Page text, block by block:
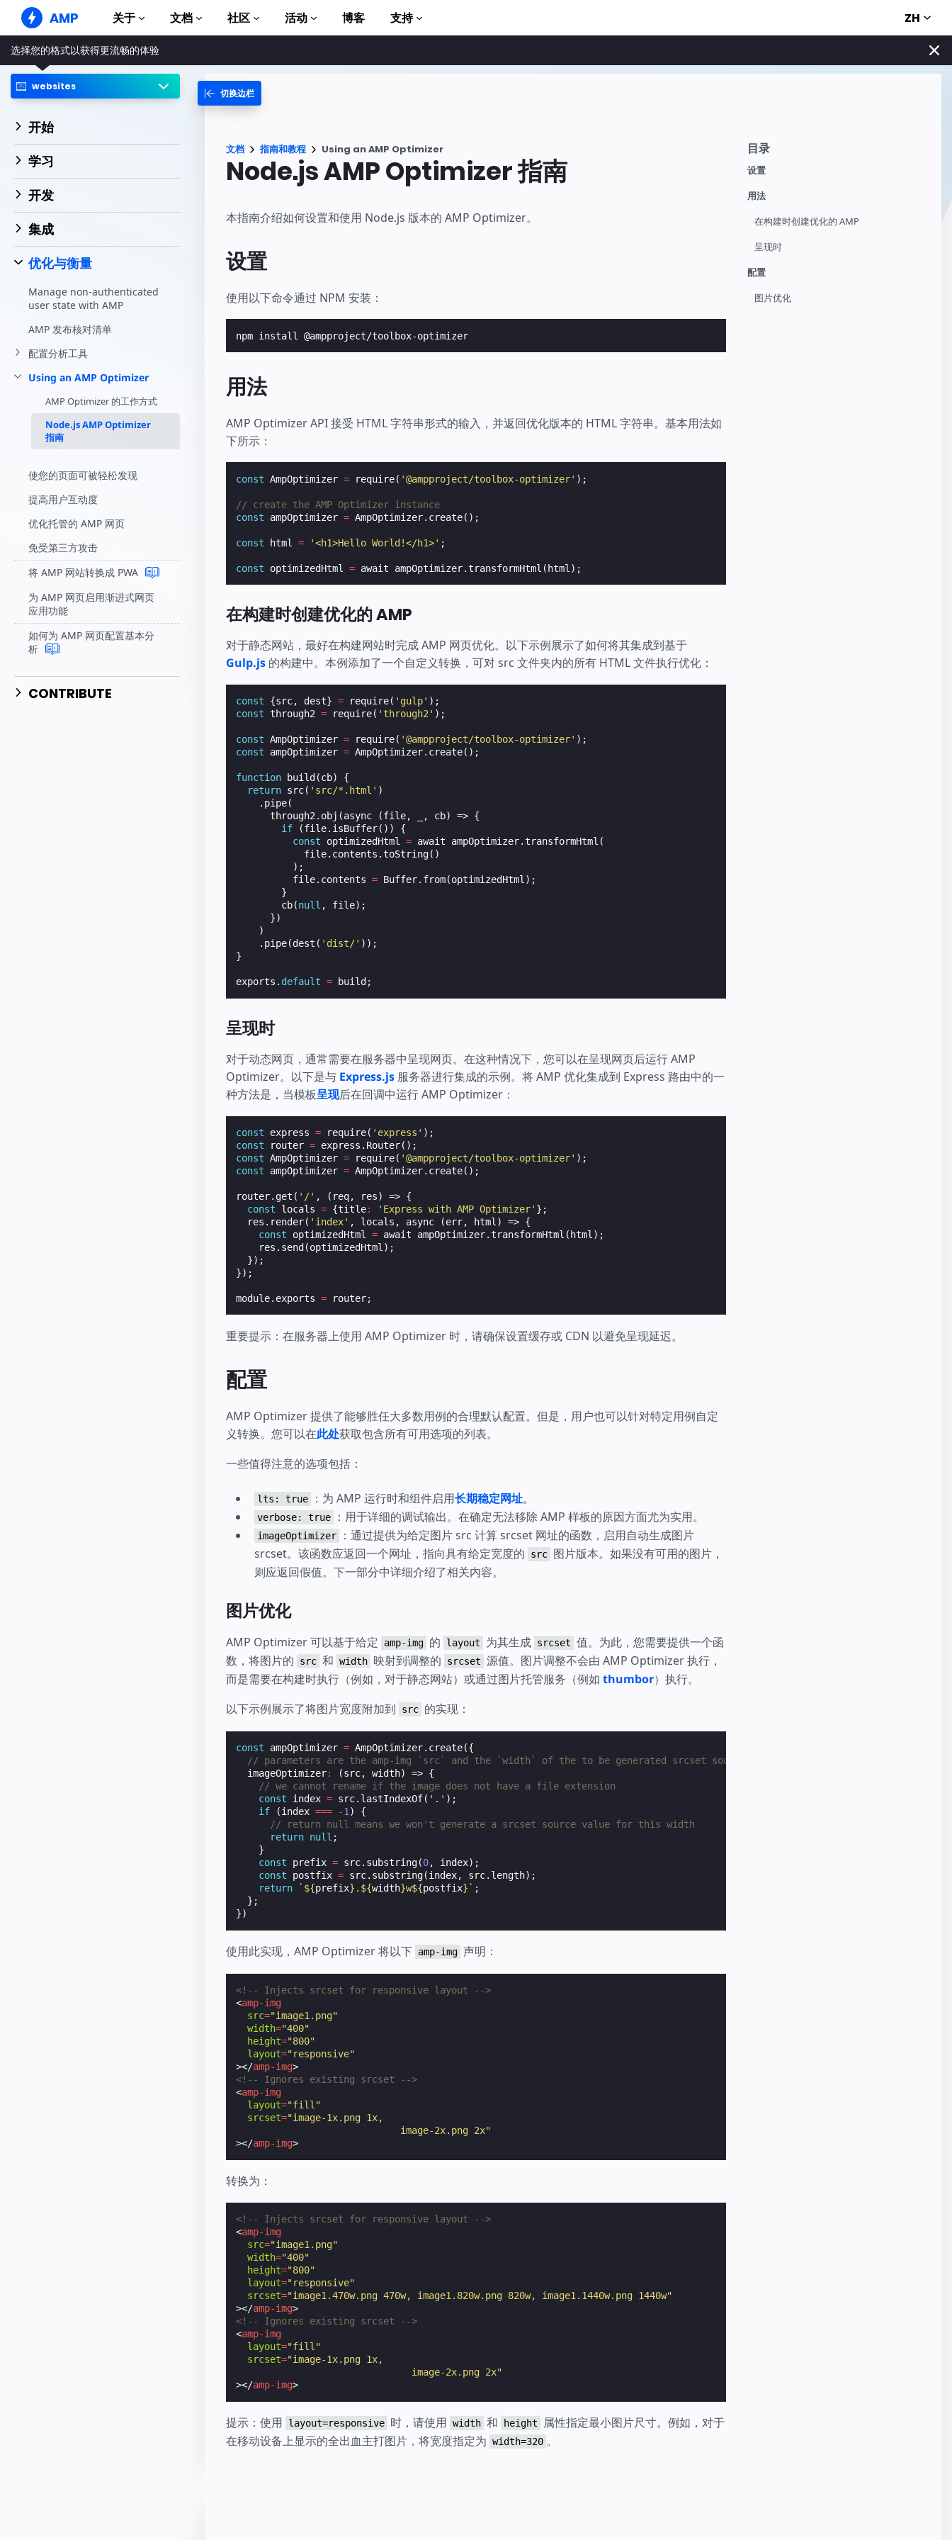
AMP 关于
AMP 网站
打造完美网络体验
Web Stories
简单易懂，老少皆宜
网络上的超快广告
AMP 电子邮件
文档
指南和教程
AMP 使用入门
完整的 AMP 库
示例
Hands-on introduction to AMP
课程
通过免费课程学习 AMP
模板
可以立即使用
工具
开始构建
社区 活动 博客 支持 ZH
选择您的格式以获得更流畅的体验
websites
开始
学习
开发
集成
优化与衡量
Manage non-authenticated
user state with AMP
AMP 发布核对清单
配置分析工具
Using an AMP Optimizer
AMP Optimizer 的工作方式
Node.js AMP Optimizer
指南
使您的页面可被轻松发现
提高用户互动度
优化托管的 AMP 网页
免受第三方攻击
将 AMP 网站转换成 PWA
为 AMP 网页启用渐进式网页
应用功能
如何为 AMP 网页配置基本分
析
CONTRIBUTE
目录
设置
用法
在构建时创建优化的 AMP
呈现时
配置
图片优化
切换边栏
文档 指南和教程 Using an AMP Optimizer
Node.js AMP Optimizer 指南
本指南介绍如何设置和使用 Node.js 版本的 AMP Optimizer。
设置
使用以下命令通过 NPM 安装：
用法
AMP Optimizer API 接受 HTML 字符串形式的输入，并返回优化版本的 HTML 字符串。基本用法如
下所示：
const AmpOptimizer = require( '@ampproject/toolbox-optimizer' );
// create the AMP Optimizer instance
const
ampOptimizer = AmpOptimizer. create();
const html = '<h1>Hello World!</h1>' ;
const optimizedHtml = await ampOptimizer.transformHtml (html );
在构建时创建优化的 AMP
对于静态网站，最好在构建网站时完成 AMP 网页优化。以下示例展示了如何将其集成到基于
Gulp.js的构建中。本例添加了一个自定义转换，可对 src 文件夹内的所有 HTML 文件执行优化：
const {src, dest} = require( 'gulp' );
const through2 = require( 'through2' );
const AmpOptimizer = require( '@ampproject/toolbox-optimizer' );
const
ampOptimizer = AmpOptimizer. create();
function build (cb)
{
return src( 'src/*.html' )
. pipe(
through2. obj (async (file, , cb) => {
if
(file. isBuffer())
{
const
optimizedHtml = await ampOptimizer.transformHtml (
file. contents .toString()
);
file. contents = Buffer. from(optimizedHtml);
}
cb(null , file);
})
)
. pipe(dest ( 'dist/' ));
}
exports . default = build ;
呈现时
对于动态网页，通常需要在服务器中呈现网页。在这种情况下，您可以在呈现网页后运行 AMP
Optimizer。以下是与 Express.js服务器进行集成的示例。将 AMP 优化集成到 Express 路由中的一
种方法是，当模板呈现后在回调中运行 AMP Optimizer：
const express = require( 'express' );
const
router = express . Router();
const AmpOptimizer = require( '@ampproject/toolbox-optimizer' );
const
ampOptimizer = AmpOptimizer. create();
router. get ( '/' , ( req, res) => {
const
locals = {title: 'Express with AMP Optimizer' };
res . render( 'index' , locals , async (err, html ) => {
const
optimizedHtml = await ampOptimizer.transformHtml ( html );
res . send (optimizedHtml );
});
});
module. exports = router;
重要提示：在服务器上使用 AMP Optimizer 时，请确保设置缓存或 CDN 以避免呈现延迟。
配置
AMP Optimizer 提供了能够胜任大多数用例的合理默认配置。但是，用户也可以针对特定用例自定
义转换。您可以在此处获取包含所有可用选项的列表。
一些值得注意的选项包括：
lts: true ：为 AMP 运行时和组件启用长期稳定网址。
verbose: true ：用于详细的调试输出。在确定无法移除 AMP 样板的原因方面尤为实用。
imageOptimizer
：通过提供为给定图片 src 计算 srcset 网址的函数，启用自动生成图片
srcset。该函数应返回一个网址，指向具有给定宽度的
src 图片版本。如果没有可用的图片，
则应返回假值。下一部分中详细介绍了相关内容。
图片优化
AMP Optimizer 可以基于给定 amp-img 的 layout 为其生成 srcset 值。为此，您需要提供一个函
数，将图片的
src 和 width 映射到调整的 srcset 源值。图片调整不会由 AMP Optimizer 执行，
而是需要在构建时执行（例如，对于静态网站）或通过图片托管服务（例如 thumbor）执行。
以下示例展示了将图片宽度附加到
src 的实现：
const ampOptimizer = AmpOptimizer. create({
// parameters are the amp-img `src` and the `width` of the to be generated srcset source value
imageOptimizer: (src, width) => {
// we cannot rename if the image does not have a file extension
const
index = src. lastIndexOf( '.' );
if
(index === -1)
{
// return null means we won't generate a srcset source value for this width
return null ;
}
const
prefix = src. substring(0, index);
const
postfix = src. substring(index, src. length);
return
` ${prefix} . ${width}w${postfix} ` ;
};
})
使用此实现，AMP Optimizer 将以下 amp-img 声明：
<!-- Injects srcset for responsive layout -->
<amp-img
src="image1.png"
width="400"
height="800"
layout="responsive"
></amp-img>
<!-- Ignores existing srcset -->
<amp-img
layout="fill"
srcset="image-1x.png 1x,
                             image-2x.png 2x"
></amp-img>
转换为：
<!-- Injects srcset for responsive layout -->
<amp-img
src="image1.png"
width="400"
height="800"
layout="responsive"
srcset="image1.470w.png 470w, image1.820w.png 820w, image1.1440w.png 1440w"
></amp-img>
<!-- Ignores existing srcset -->
<amp-img
layout="fill"
srcset="image-1x.png 1x,
                               image-2x.png 2x"
></amp-img>
提示：使用 layout=responsive 时，请使用 width 和 height
属性指定最小图片尺寸。例如，对于
在移动设备上显示的全出血主打图片，将宽度指定为 width=320 。